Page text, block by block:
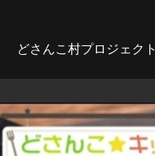
どさんこ村プロジェクト